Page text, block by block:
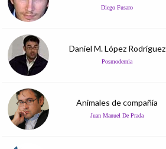
Diego Fusaro
Daniel M. López Rodríguez
Posmodernia
Animales de compañía
Juan Manuel De Prada